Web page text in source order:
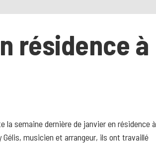
résidence à
la semaine dernière de janvier en résidence à
musicien et arrangeur, ils ont travaillé